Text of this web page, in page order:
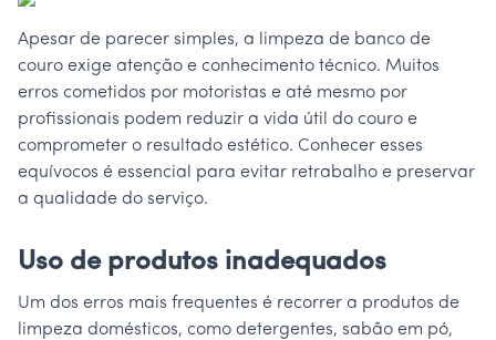
Apesar de parecer simples, a limpeza de banco de
couro exige atenção e conhecimento técnico. Muitos
erros cometidos por motoristas e até mesmo por
profissionais podem reduzir a vida útil do couro e
comprometer o resultado estético. Conhecer esses
equívocos é essencial para evitar retrabalho e preservar
a qualidade do serviço.
Uso de produtos inadequados
Um dos erros mais frequentes é recorrer a produtos de
limpeza domésticos, como detergentes, sabão em pó,